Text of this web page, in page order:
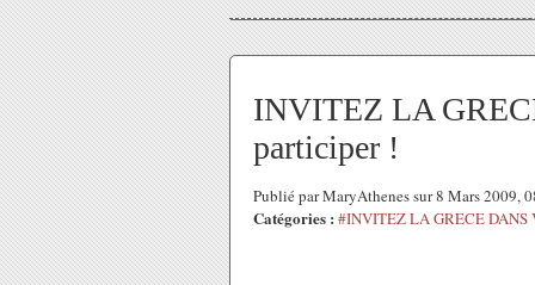
INVITEZ LA
participer !
Publié par MaryAthenes sur 8 Mars 2009,
Catégories : #INVITEZ LA GRECE DANS